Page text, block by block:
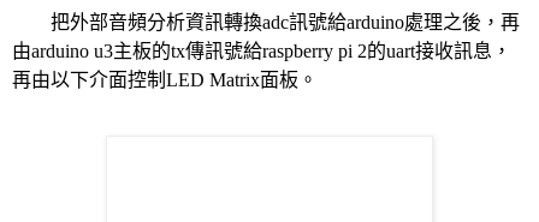
把外部音頻分析資訊轉換adc訊號給arduino處理之後，再
由arduino u3主板的tx傳訊號給raspberry pi 2的uart接收訊息，
再由以下介面控制LED Matrix面板。